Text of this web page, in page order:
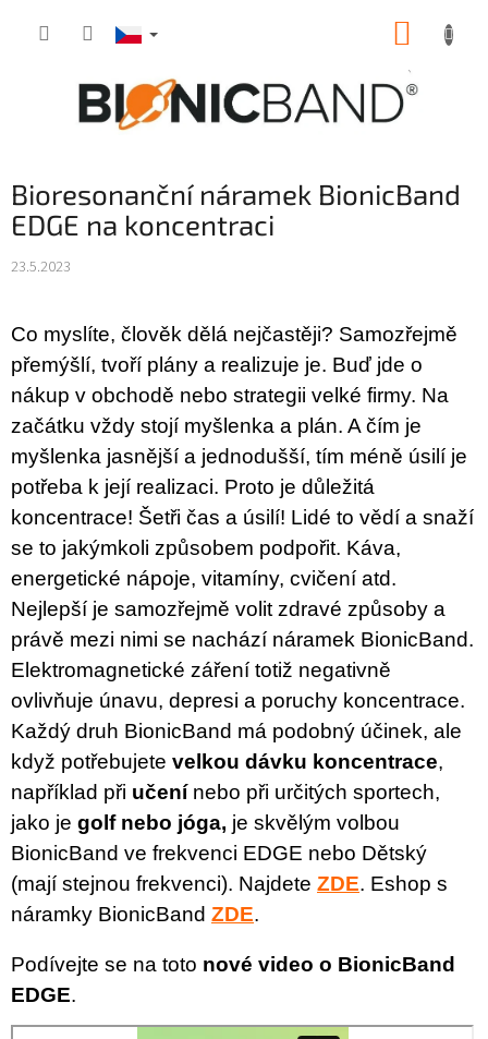
Bioresonanční náramek BionicBand
EDGE na koncentraci
23.5.2023
Co myslíte, člověk dělá nejčastěji? Samozřejmě
přemýšlí, tvoří plány a realizuje je. Buď jde o
nákup v obchodě nebo strategii velké firmy. Na
začátku vždy stojí myšlenka a plán. A čím je
myšlenka jasnější a jednodušší, tím méně úsilí je
potřeba k její realizaci. Proto je důležitá
koncentrace! Šetři čas a úsilí! Lidé to vědí a snaží
se to jakýmkoli způsobem podpořit. Káva,
energetické nápoje, vitamíny, cvičení atd.
Nejlepší je samozřejmě volit zdravé způsoby a
právě mezi nimi se nachází náramek BionicBand.
Elektromagnetické záření totiž negativně
ovlivňuje únavu, depresi a poruchy koncentrace.
Každý druh BionicBand má podobný účinek, ale
když potřebujete velkou dávku koncentrace,
například při učenínebo při určitých sportech,
jako je golf nebo jóga, je skvělým volbou
BionicBand ve frekvenci EDGE nebo Dětský
(mají stejnou frekvenci). Najdete ZDE. Eshop s
náramky BionicBand ZDE.
Podívejte se na toto nové video o BionicBand
EDGE.